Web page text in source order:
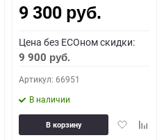
9 300 руб.
Цена без ECOном скидки:
9 900 руб.
Артикул: 66951
В наличии
Добавить
В корзину